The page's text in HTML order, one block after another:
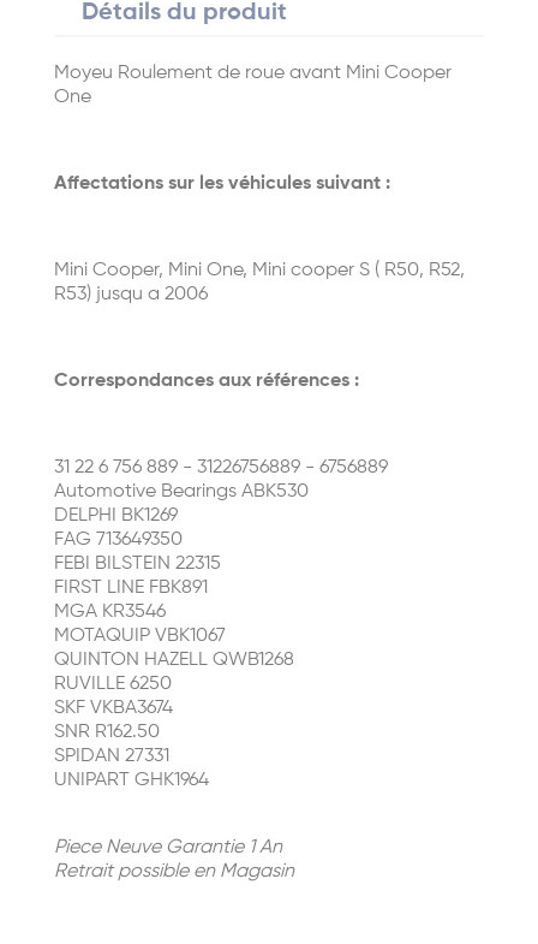
Détails du produit
Moyeu Roulement de roue avant Mini Cooper
One
Affectations sur les véhicules suivant :
Mini Cooper, Mini One, Mini cooper S ( R50, R52,
R53) jusqu a 2006
Correspondances aux références :
31 22 6 756 889 - 31226756889 - 6756889
Automotive Bearings ABK530
DELPHI BK1269
FAG 713649350
FEBI BILSTEIN 22315
FIRST LINE FBK891
MGA KR3546
MOTAQUIP VBK1067
QUINTON HAZELL QWB1268
RUVILLE 6250
SKF VKBA3674
SNR R162.50
SPIDAN 27331
UNIPART GHK1964
Piece Neuve Garantie 1 An
Retrait possible en Magasin